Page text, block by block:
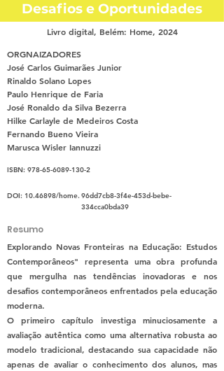
Desafios e Oportunidades
Livro digital, Belém: Home, 2024
ORGNAIZADORES
José Carlos Guimarães Junior
Rinaldo Solano Lopes
Paulo Henrique de Faria
José Ronaldo da Silva Bezerra
Hilke Carlayle de Medeiros Costa
Fernando Bueno Vieira
Marusca Wisler Iannuzzi
ISBN: 978-65-6089-130-2
DOI: 10.46898/home.96dd7cb8-3f4e-453d-bebe-
334cca0bda39
Resumo
Explorando Novas Fronteiras na Educação: Estudos
Contemporâneos" representa uma obra profunda
que mergulha nas tendências inovadoras e nos
desafios contemporâneos enfrentados pela educação
moderna.
O primeiro capítulo investiga minuciosamente a
avaliação autêntica como uma alternativa robusta ao
modelo tradicional, destacando sua capacidade não
apenas de avaliar o conhecimento dos alunos, mas